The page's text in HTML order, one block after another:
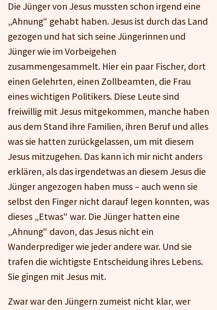
Die Jünger von Jesus mussten schon irgend eine
„Ahnung“ gehabt haben. Jesus ist durch das Land
gezogen und hat sich seine Jüngerinnen und
Jünger wie im Vorbeigehen
zusammengesammelt. Hier ein paar Fischer, dort
einen Gelehrten, einen Zollbeamten, die Frau
eines wichtigen Politikers. Diese Leute sind
freiwillig mit Jesus mitgekommen, manche haben
aus dem Stand ihre Familien, ihren Beruf und alles
was sie hatten zurückgelassen, um mit diesem
Jesus mitzugehen. Das kann ich mir nicht anders
erklären, als das irgendetwas an diesem Jesus die
Jünger angezogen haben muss – auch wenn sie
selbst den Finger nicht darauf legen konnten, was
dieses „Etwas“ war. Die Jünger hatten eine
„Ahnung“ davon, das Jesus nicht ein
Wanderprediger wie jeder andere war. Und sie
trafen die wichtigste Entscheidung ihres Lebens.
Sie gingen mit Jesus mit.
Zwar war den Jüngern zumeist nicht klar, wer